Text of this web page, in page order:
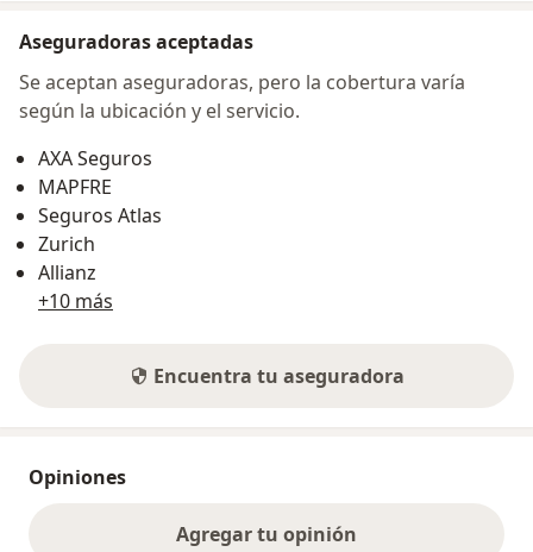
Aseguradoras aceptadas
Se aceptan aseguradoras, pero la cobertura varía
según la ubicación y el servicio.
AXA Seguros
MAPFRE
Seguros Atlas
Zurich
Allianz
+10 más
Encuentra tu aseguradora
Opiniones
Agregar tu opinión